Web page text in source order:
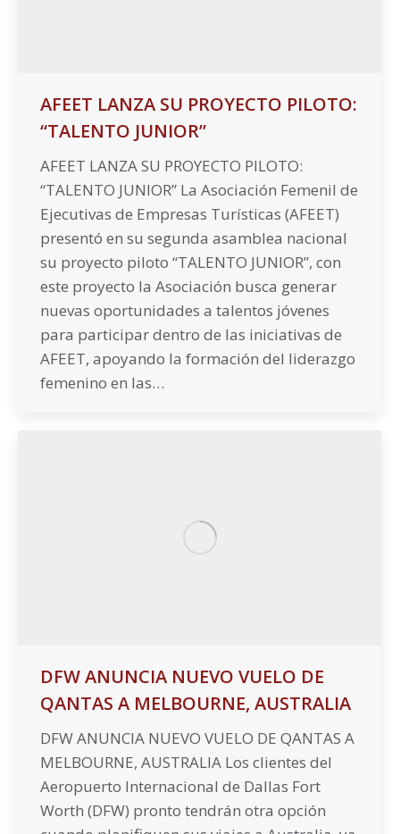
AFEET LANZA SU PROYECTO PILOTO:
“TALENTO JUNIOR”
AFEET LANZA SU PROYECTO PILOTO:
“TALENTO JUNIOR” La Asociación Femenil de
Ejecutivas de Empresas Turísticas (AFEET)
presentó en su segunda asamblea nacional
su proyecto piloto “TALENTO JUNIOR”, con
este proyecto la Asociación busca generar
nuevas oportunidades a talentos jóvenes
para participar dentro de las iniciativas de
AFEET, apoyando la formación del liderazgo
femenino en las…
DFW ANUNCIA NUEVO VUELO DE
QANTAS A MELBOURNE, AUSTRALIA
DFW ANUNCIA NUEVO VUELO DE QANTAS A
MELBOURNE, AUSTRALIA Los clientes del
Aeropuerto Internacional de Dallas Fort
Worth (DFW) pronto tendrán otra opción